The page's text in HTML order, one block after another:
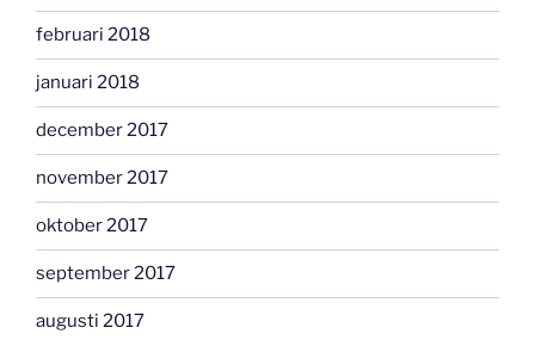
februari 2018
januari 2018
december 2017
november 2017
oktober 2017
september 2017
augusti 2017